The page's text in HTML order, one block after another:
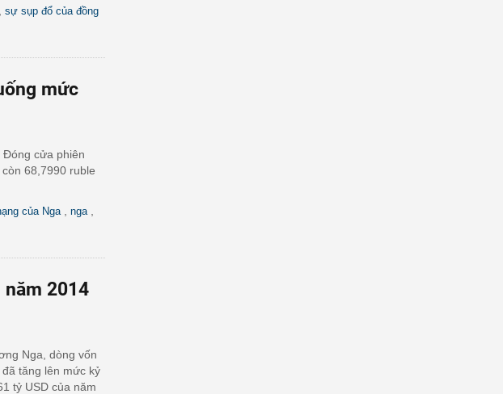
sự sụp đổ của đồng
mức
Đóng cửa phiên
68,7990 ruble
của Nga nga
năm 2014
Nga, dòng vốn
tăng lên mức kỷ
tỷ USD của năm